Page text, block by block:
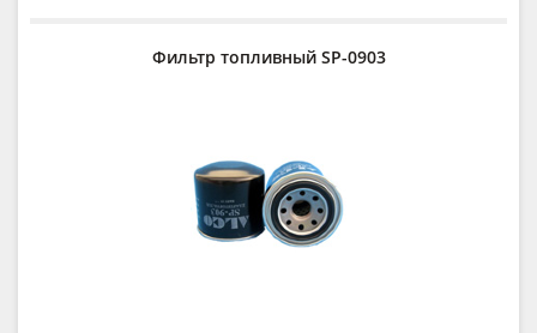
Фильтр топливный SP-0903